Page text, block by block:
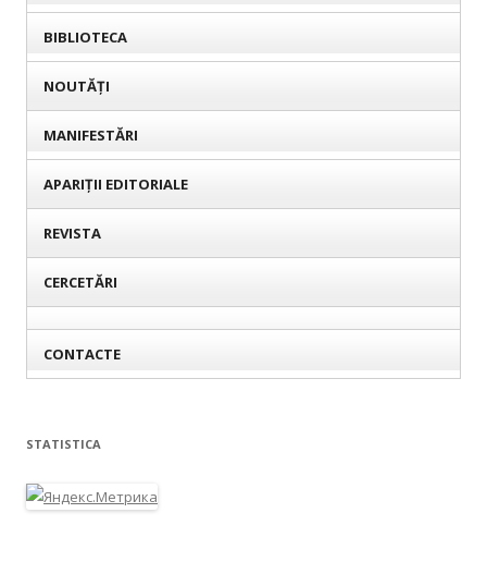
BIBLIOTECA
NOUTĂȚI
MANIFESTĂRI
APARIȚII EDITORIALE
REVISTA
CERCETĂRI
CONTACTE
STATISTICA